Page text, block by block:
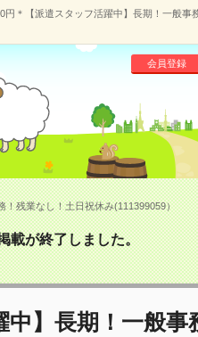
円＊【派遣スタッフ活躍中】長期！一般事
会員登録
！残業なし！土日祝休み(111399059）
載が終了しました。
】長期！一般事